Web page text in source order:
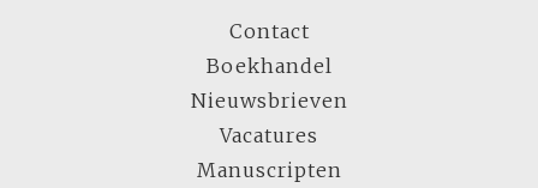
Contact
Boekhandel
Nieuwsbrieven
Vacatures
Manuscripten